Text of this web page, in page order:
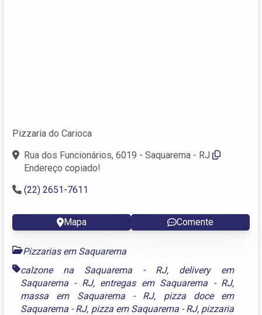
Pizzaria do Carioca
Rua dos Funcionários, 6019 - Saquarema - RJ
Endereço copiado!
(22) 2651-7611
Mapa Comente
Pizzarias em Saquarema
calzone na Saquarema - RJ, delivery em
Saquarema - RJ, entregas em Saquarema - RJ,
massa em Saquarema - RJ, pizza doce em
Saquarema - RJ, pizza em Saquarema - RJ, pizzaria